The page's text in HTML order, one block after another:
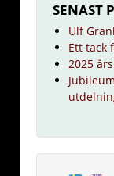
SENAST
Ulf
Ett tack
2025